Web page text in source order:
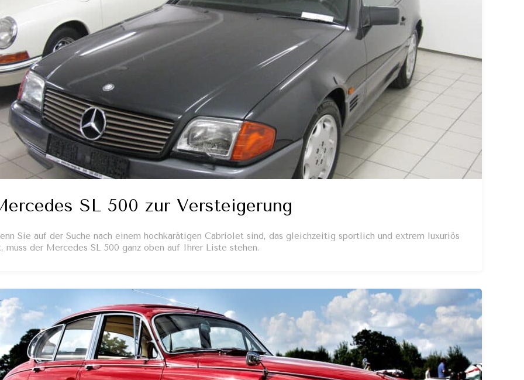
SL 500 zur Versteigerung
Sie auf der Suche nach einem hochkarätigen Cabriolet sind, das gleichzeitig sportlich und extrem luxuriös
muss der Mercedes SL 500 ganz oben auf Ihrer Liste stehen.